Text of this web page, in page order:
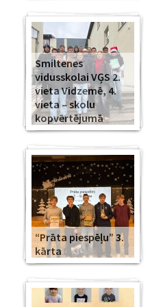
Smiltenes
vidusskolai VĢS 2.
vieta Vidzemē, 4.
vieta – skolu
kopvērtējumā
“Prāta piespēļu” 3.
kārta